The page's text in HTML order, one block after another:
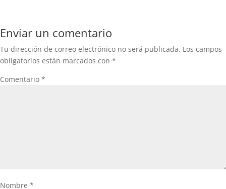
Enviar un comentario
Tu dirección de correo electrónico no será publicada. Los campos
obligatorios están marcados con *
Comentario *
Nombre *